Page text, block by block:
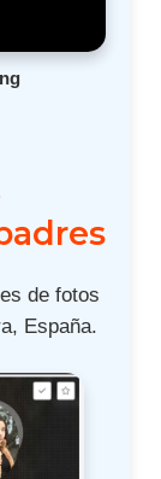
de fotos
España.